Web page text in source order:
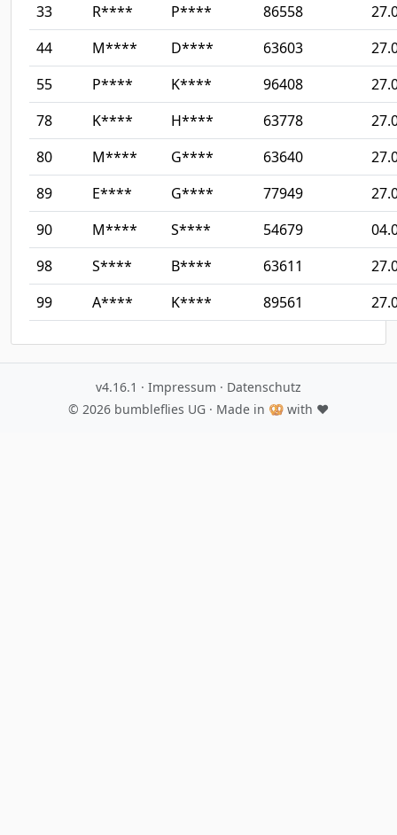
33
R**** P**** 86558
44
M**** D**** 63603
55
P**** K**** 96408
78
K**** H**** 63778
80
M**** G**** 63640
89
E**** G**** 77949
90
M**** S**** 54679
98
S**** B**** 63611
99
A**** K**** 89561
v4.16.1 · Impressum · Datenschutz
© 2026 bumbleflies UG · Made in 🥨 with ♥️